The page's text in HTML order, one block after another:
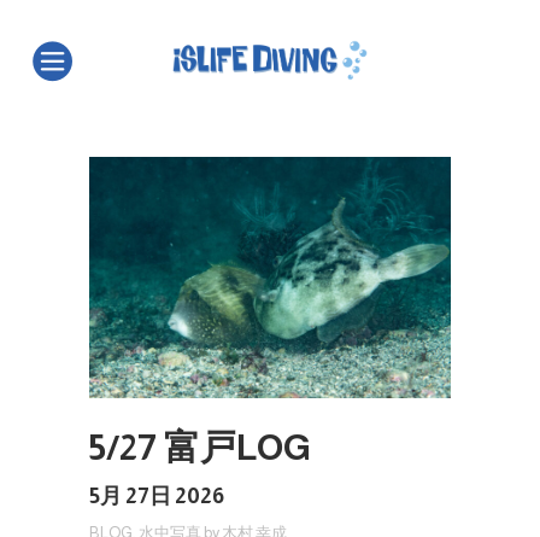
5/27 富戸LOG
5月 27日 2026
BLOG, 水中写真 by木村 幸成